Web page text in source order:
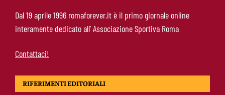
Roma-Read, il retroscena: rifiutati 29 milioni e
il 10% sulla rivendita
Dal 19 aprile 1996 romaforever.it è il primo giornale online
interamente dedicato all’ Associazione Sportiva Roma
Contattaci!
RIFERIMENTI EDITORIALI